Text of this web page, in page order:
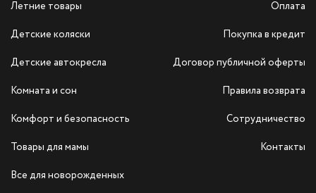
Летние товары
Детские коляски
Детские автокресла
Комната и сон
Комфорт и безопасность
Товары для мамы
Все для новорожденных
Оплата
Покупка в кредит
Договор публичной оферты
Правила возврата
Сотрудничество
Контакты